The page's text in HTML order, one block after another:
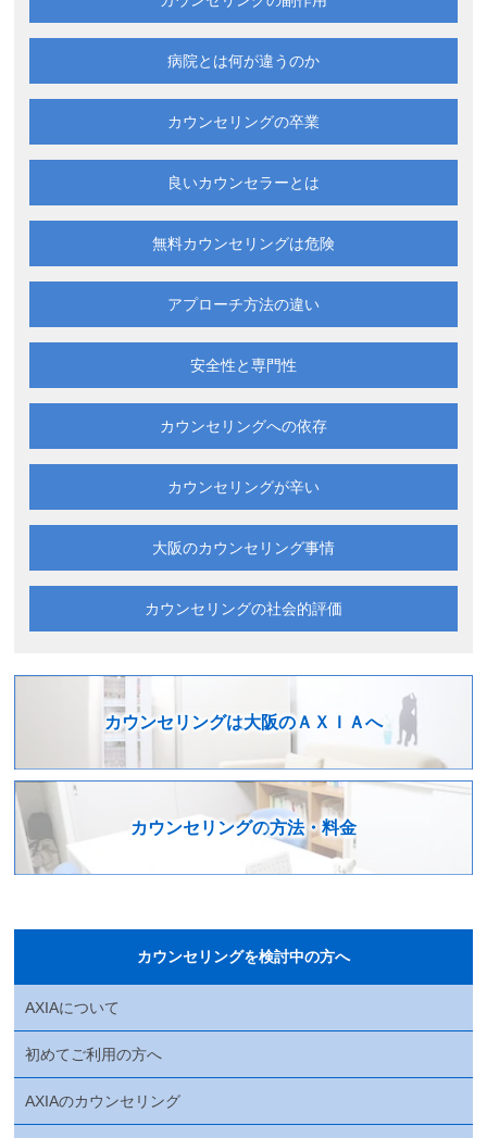
病院とは何が違うのか
カウンセリングの卒業
良いカウンセラーとは
無料カウンセリングは危険
アプローチ方法の違い
安全性と専門性
カウンセリングへの依存
カウンセリングが辛い
大阪のカウンセリング事情
カウンセリングの社会的評価
カウンセリングは大阪のＡＸＩＡへ
カウンセリングの方法・料金
カウンセリングを検討中の方へ
AXIAについて
初めてご利用の方へ
AXIAのカウンセリング